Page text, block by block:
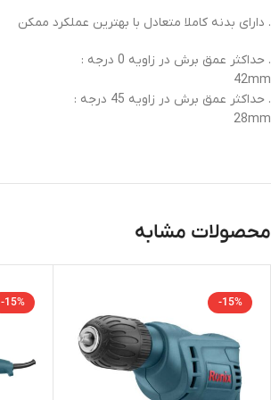
. دارای بدنه کاملا متعادل با بهترین عملکرد ممکن
. حداکثر عمق برش در زاویه 0 درجه :
42mm
. حداکثر عمق برش در زاویه 45 درجه :
28mm
محصولات مشابه
-15%
-15%